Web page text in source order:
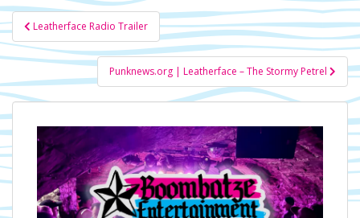
Beitragsnavigation
Leatherface Radio Trailer
Punknews.org | Leatherface – The Stormy Petrel